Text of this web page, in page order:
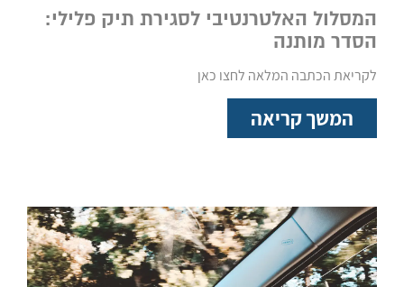
המסלול האלטרנטיבי לסגירת תיק פלילי:
הסדר מותנה
לקריאת הכתבה המלאה לחצו כאן
המשך קריאה